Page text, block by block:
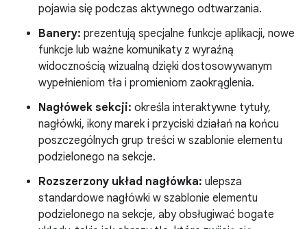
pojawia się podczas aktywnego odtwarzania.
Banery: prezentują specjalne funkcje aplikacji, nowe
funkcje lub ważne komunikaty z wyraźną
widocznością wizualną dzięki dostosowywanym
wypełnieniom tła i promieniom zaokrąglenia.
Nagłówek sekcji: określa interaktywne tytuły,
nagłówki, ikony marek i przyciski działań na końcu
poszczególnych grup treści w szablonie elementu
podzielonego na sekcje.
Rozszerzony układ nagłówka: ulepsza
standardowe nagłówki w szablonie elementu
podzielonego na sekcje, aby obsługiwać bogate